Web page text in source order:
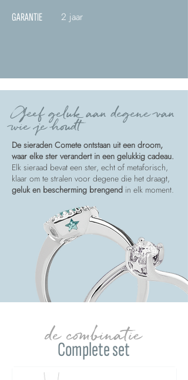
GARANTIE 2 jaar
Geef geluk aan degene van
wie je houdt
De sieraden Comete ontstaan uit een droom,
waar elke ster verandert in een gelukkig cadeau.
Elk sieraad bevat een ster, echt of metaforisch,
klaar om te stralen voor degene die het draagt,
geluk en bescherming brengend in elk moment.
Complete set
de combinatie